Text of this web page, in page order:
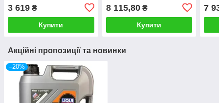
3 619 ₴
Купити
8 115,80₴
Купити
7
Акційні пропозиції та новинки
–20%